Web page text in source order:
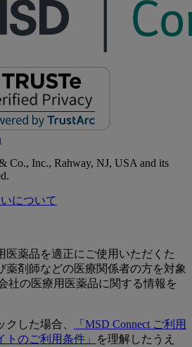
Co., Inc., Rahway, NJ, USA and its
について
医薬品を適正にご使用いただくた
薬剤師などの医療関係者の方を対象
社の医療用医薬品に関する情報を
した場合、
「MSD Connect ご利用
トのご利用条件」 を理解したうえ